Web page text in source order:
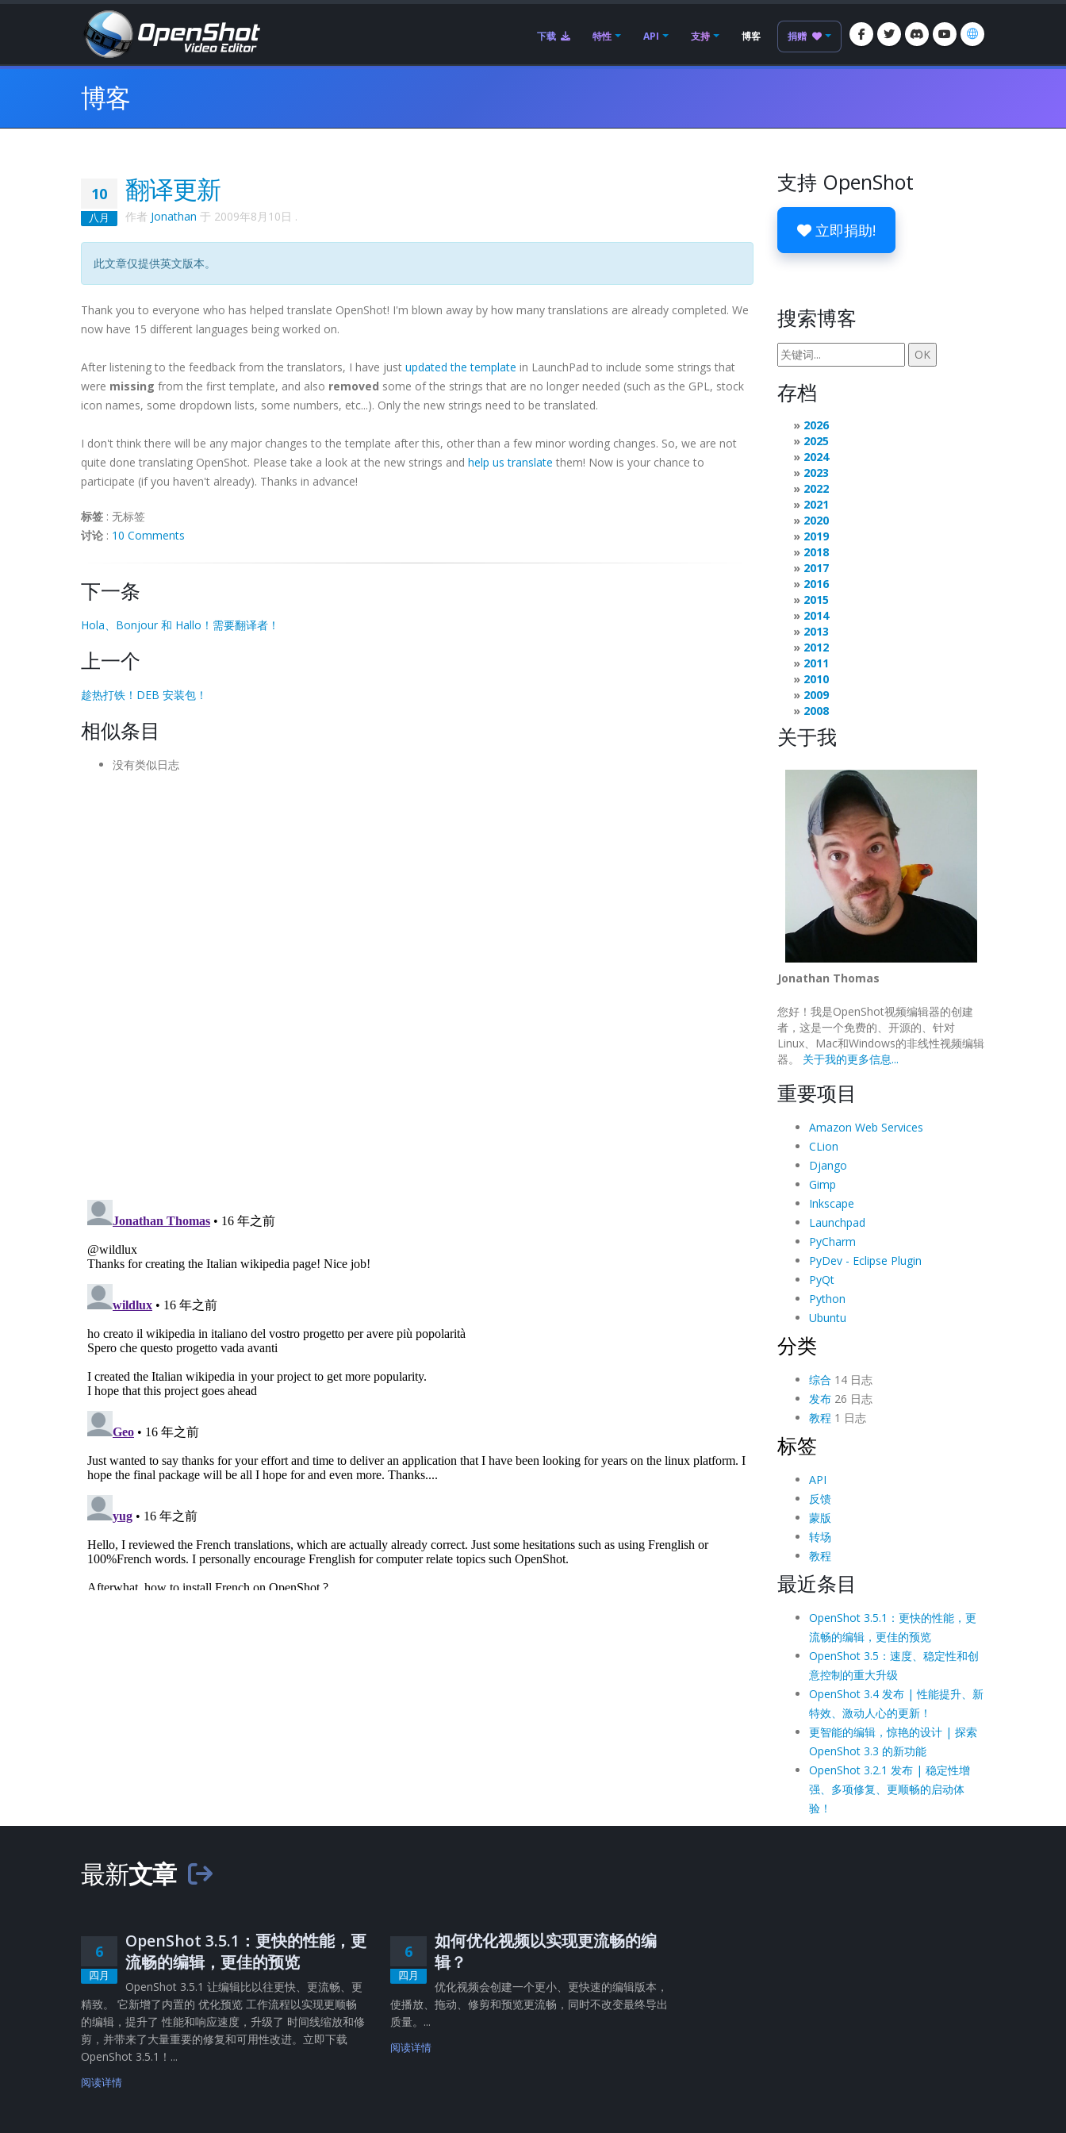
下载 特性 API 支持 博客 捐赠
博客
10
八月
翻译更新
作者 Jonathan 于 2009年8月10日 .
此文章仅提供英文版本。
Thank you to everyone who has helped translate OpenShot! I'm blown away by how many translations are already completed. We
now have 15 different languages being worked on.
After listening to the feedback from the translators, I have just updated the template in LaunchPad to include some strings that
were missing from the first template, and also removed some of the strings that are no longer needed (such as the GPL, stock
icon names, some dropdown lists, some numbers, etc...). Only the new strings need to be translated.
I don't think there will be any major changes to the template after this, other than a few minor wording changes. So, we are not
quite done translating OpenShot. Please take a look at the new strings and help us translate them! Now is your chance to
participate (if you haven't already). Thanks in advance!
标签 : 无标签
讨论 : 10 Comments
下一条
Hola、Bonjour 和 Hallo！需要翻译者！
上一个
趁热打铁！DEB 安装包！
相似条目
没有类似日志
支持 OpenShot
立即捐助!
搜索博客
存档
2026
2025
2024
2023
2022
2021
2020
2019
2018
2017
2016
2015
2014
2013
2012
2011
2010
2009
2008
关于我
Jonathan Thomas
您好！我是OpenShot视频编辑器的创建
者，这是一个免费的、开源的、针对
Linux、Mac和Windows的非线性视频编辑
器。 关于我的更多信息...
重要项目
Amazon Web Services
CLion
Django
Gimp
Inkscape
Launchpad
PyCharm
PyDev - Eclipse Plugin
PyQt
Python
Ubuntu
分类
综合 14 日志
发布26 日志
教程 1 日志
标签
API
反馈
蒙版
转场
教程
最近条目
OpenShot 3.5.1：更快的性能，更
流畅的编辑，更佳的预览
OpenShot 3.5：速度、稳定性和创
意控制的重大升级
OpenShot 3.4 发布 | 性能提升、新
特效、激动人心的更新！
更智能的编辑，惊艳的设计 | 探索
OpenShot 3.3 的新功能
OpenShot 3.2.1 发布 | 稳定性增
强、多项修复、更顺畅的启动体
验！
最新文章
6
四月
OpenShot 3.5.1：更快的性能，更
流畅的编辑，更佳的预览
OpenShot 3.5.1 让编辑比以往更快、更流畅、更
精致。 它新增了内置的 优化预览 工作流程以实现更顺畅
的编辑，提升了 性能和响应速度，升级了 时间线缩放和修
剪，并带来了大量重要的修复和可用性改进。立即下载
OpenShot 3.5.1！...
阅读详情
6
四月
如何优化视频以实现更流畅的编
辑？
优化视频会创建一个更小、更快速的编辑版本，
使播放、拖动、修剪和预览更流畅，同时不改变最终导出
质量。...
阅读详情